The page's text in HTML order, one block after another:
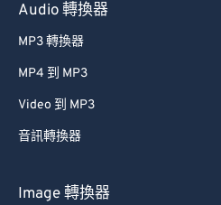
Audio 轉換器
MP3 轉換器
MP4 到 MP3
Video 到 MP3
音訊轉換器
Image 轉換器